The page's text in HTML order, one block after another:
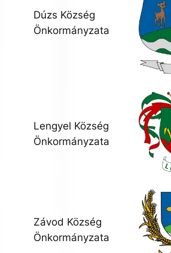
Dúzs Község
Önkormányzata
Lengyel Község
Önkormányzata
Závod Község
Önkormányzata